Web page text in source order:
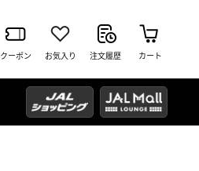
クーポン お気入り 注文履歴 カート